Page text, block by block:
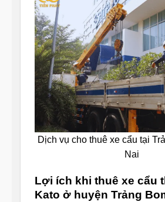
Dịch vụ cho thuê xe cẩu tại
Nai
Lợi ích khi thuê xe cẩu
Kato ở huyện Trảng